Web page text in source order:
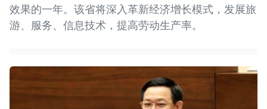
效果的一年。该省将深入革新经济增长模式，发展旅
游、服务、信息技术，提高劳动生产率。